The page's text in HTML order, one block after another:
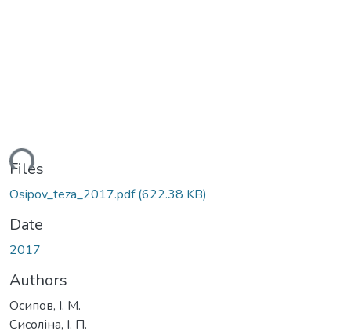
Files
Osipov_teza_2017.pdf(622.38 KB)
Date
2017
Authors
Осипов, І. М.
Сисоліна, І. П.